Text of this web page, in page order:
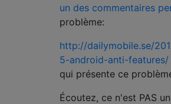
un des commentaires
problème:
http://dailymobile.se/
5-android-anti-features/
qui présente ce
Écoutez, ce n'est PAS